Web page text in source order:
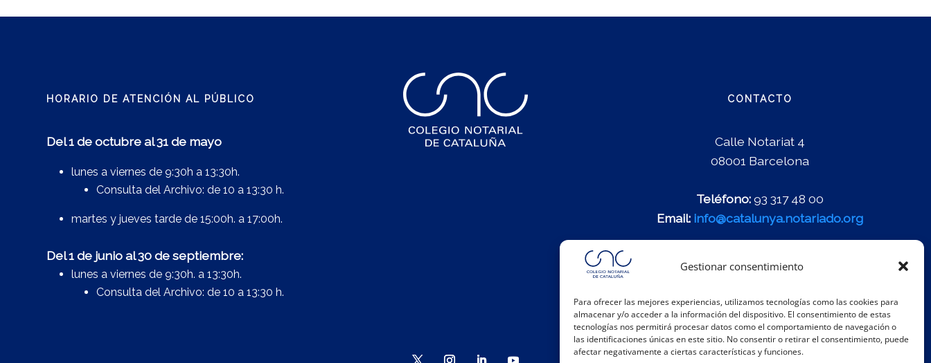
Gestionar consentimiento
Para ofrecer las mejores experiencias, utilizamos tecnologías como las cookies para
almacenar y/o acceder a la información del dispositivo. El consentimiento de estas
tecnologías nos permitirá procesar datos como el comportamiento de navegación o
las identificaciones únicas en este sitio. No consentir o retirar el consentimiento, puede
afectar negativamente a ciertas características y funciones.
HORARIO DE ATENCIÓN AL PÚBLICO
Del 1 de octubre al 31 de mayo
lunes a viernes de 9:30h a 13:30h.
Consulta del Archivo: de 10 a 13:30 h.
martes y jueves tarde de 15:00h. a 17:00h.
Del 1 de junio al 30 de septiembre:
lunes a viernes de 9:30h. a 13:30h.
Consulta del Archivo: de 10 a 13:30 h.
CONTACTO
Calle Notariat 4
08001 Barcelona
Teléfono: 93 317 48 00
Email: info@catalunya.notariado.org